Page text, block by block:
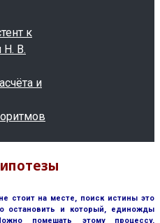
к
Н. В.
и
стоит на месте, поиск истины это
остановить и который, единожды
помешать этому процессу,